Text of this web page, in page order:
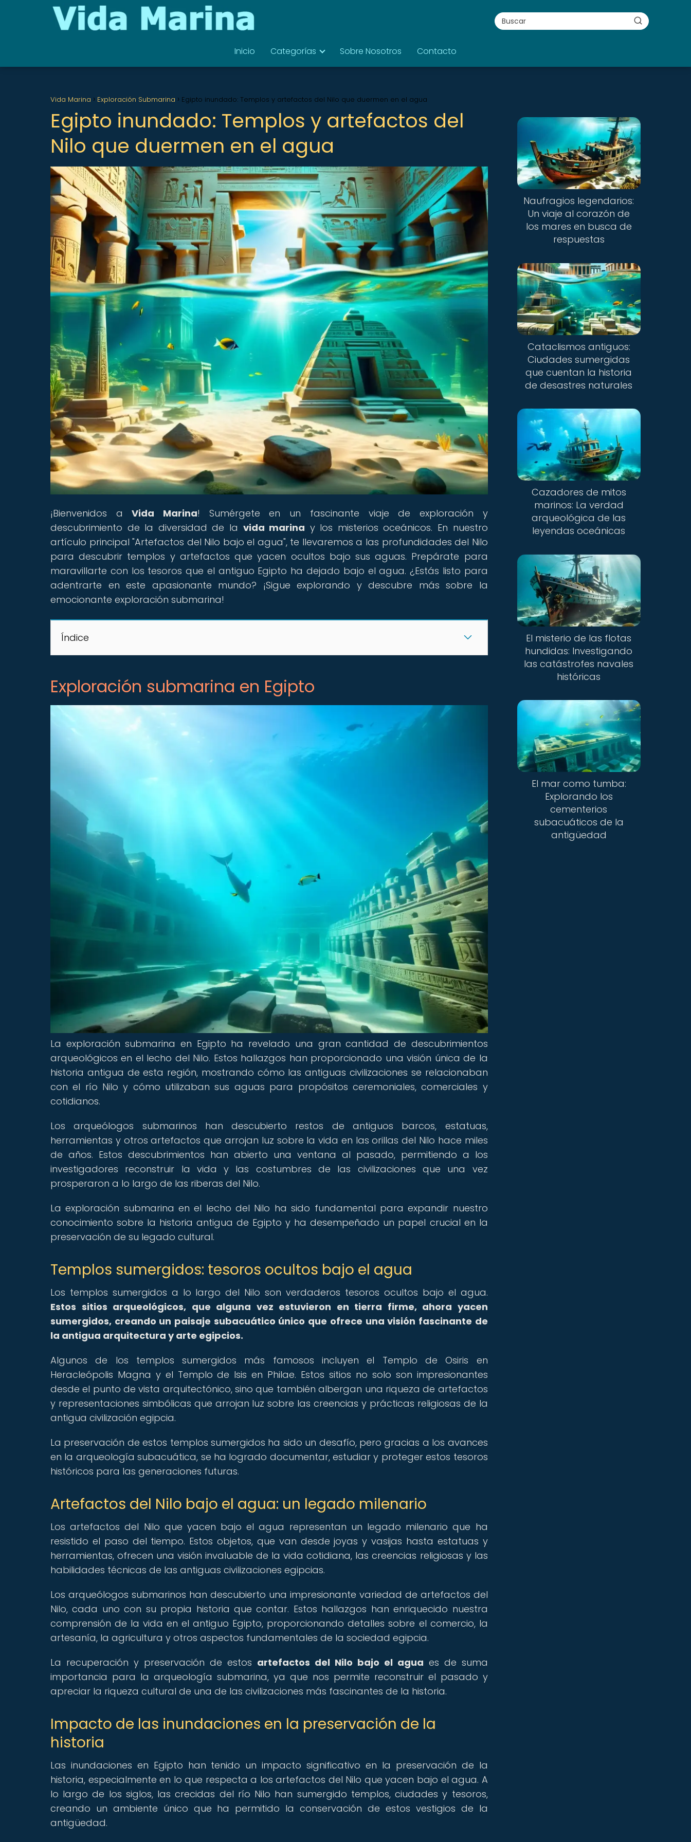
Inicio Categorías Sobre Nosotros Contacto
Vida Marina Exploración Submarina Egipto inundado: Templos y artefactos del Nilo que duermen en el agua
Egipto inundado: Templos y artefactos del
Nilo que duermen en el agua
¡Bienvenidos aVida Marina! Sumérgete en un fascinante viaje de exploración y
descubrimiento de la diversidad de la vida marina y los misterios oceánicos. En nuestro
artículo principal "Artefactos del Nilo bajo el agua", te llevaremos a las profundidades del Nilo
para descubrir templos y artefactos que yacen ocultos bajo sus aguas. Prepárate para
maravillarte con los tesoros que el antiguo Egipto ha dejado bajo el agua. ¿Estás listo para
adentrarte en este apasionante mundo? ¡Sigue explorando y descubre más sobre la
emocionante exploración submarina!
Índice
Exploración submarina en Egipto
La exploración submarina en Egipto ha revelado una gran cantidad de descubrimientos
arqueológicos en el lecho del Nilo. Estos hallazgos han proporcionado una visión única de la
historia antigua de esta región, mostrando cómo las antiguas civilizaciones se relacionaban
con el río Nilo y cómo utilizaban sus aguas para propósitos ceremoniales, comerciales y
cotidianos.
Los arqueólogos submarinos han descubierto restos de antiguos barcos, estatuas,
herramientas y otros artefactos que arrojan luz sobre la vida en las orillas del Nilo hace miles
de años. Estos descubrimientos han abierto una ventana al pasado, permitiendo a los
investigadores reconstruir la vida y las costumbres de las civilizaciones que una vez
prosperaron a lo largo de las riberas del Nilo.
La exploración submarina en el lecho del Nilo ha sido fundamental para expandir nuestro
conocimiento sobre la historia antigua de Egipto y ha desempeñado un papel crucial en la
preservación de su legado cultural.
Templos sumergidos: tesoros ocultos bajo el agua
Los templos sumergidos a lo largo del Nilo son verdaderos tesoros ocultos bajo el agua.
Estos sitios arqueológicos, que alguna vez estuvieron en tierra firme, ahora yacen
sumergidos, creando un paisaje subacuático único que ofrece una visión fascinante de
la antigua arquitectura y arte egipcios.
Algunos de los templos sumergidos más famosos incluyen el Templo de Osiris en
Heracleópolis Magna y el Templo de Isis en Philae. Estos sitios no solo son impresionantes
desde el punto de vista arquitectónico, sino que también albergan una riqueza de artefactos
y representaciones simbólicas que arrojan luz sobre las creencias y prácticas religiosas de la
antigua civilización egipcia.
La preservación de estos templos sumergidos ha sido un desafío, pero gracias a los avances
en la arqueología subacuática, se ha logrado documentar, estudiar y proteger estos tesoros
históricos para las generaciones futuras.
Artefactos del Nilo bajo el agua: un legado milenario
Los artefactos del Nilo que yacen bajo el agua representan un legado milenario que ha
resistido el paso del tiempo. Estos objetos, que van desde joyas y vasijas hasta estatuas y
herramientas, ofrecen una visión invaluable de la vida cotidiana, las creencias religiosas y las
habilidades técnicas de las antiguas civilizaciones egipcias.
Los arqueólogos submarinos han descubierto una impresionante variedad de artefactos del
Nilo, cada uno con su propia historia que contar. Estos hallazgos han enriquecido nuestra
comprensión de la vida en el antiguo Egipto, proporcionando detalles sobre el comercio, la
artesanía, la agricultura y otros aspectos fundamentales de la sociedad egipcia.
La recuperación y preservación de estos artefactos del Nilo bajo el agua es de suma
importancia para la arqueología submarina, ya que nos permite reconstruir el pasado y
apreciar la riqueza cultural de una de las civilizaciones más fascinantes de la historia.
Impacto de las inundaciones en la preservación de la
historia
Las inundaciones en Egipto han tenido un impacto significativo en la preservación de la
historia, especialmente en lo que respecta a los artefactos del Nilo que yacen bajo el agua. A
lo largo de los siglos, las crecidas del río Nilo han sumergido templos, ciudades y tesoros,
creando un ambiente único que ha permitido la conservación de estos vestigios de la
antigüedad.
Naufragios legendarios:
Un viaje al corazón de
los mares en busca de
respuestas
Cataclismos antiguos:
Ciudades sumergidas
que cuentan la historia
de desastres naturales
Cazadores de mitos
marinos: La verdad
arqueológica de las
leyendas oceánicas
El misterio de las flotas
hundidas: Investigando
las catástrofes navales
históricas
El mar como tumba:
Explorando los
cementerios
subacuáticos de la
antigüedad